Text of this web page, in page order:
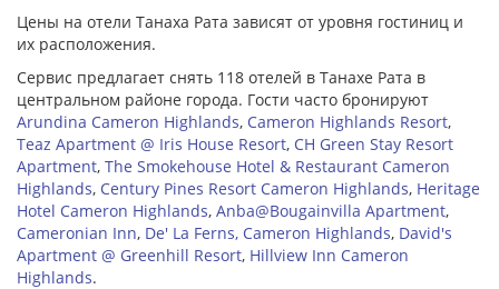
Цены на отели Танаха Рата зависят от уровня гостиниц и
их расположения.
Сервис предлагает снять 118 отелей в Танахе Рата в
центральном районе города. Гости часто бронируют
Arundina Cameron Highlands, Cameron Highlands Resort,
Teaz Apartment @ Iris House Resort, CH Green Stay Resort
Apartment, The Smokehouse Hotel & Restaurant Cameron
Highlands, Century Pines Resort Cameron Highlands, Heritage
Hotel Cameron Highlands, Anba@Bougainvilla Apartment,
Cameronian Inn, De' La Ferns, Cameron Highlands, David's
Apartment @ Greenhill Resort, Hillview Inn Cameron
Highlands.